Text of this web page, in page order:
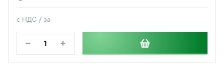
с НДС / за
− +